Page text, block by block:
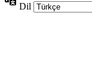
Dil